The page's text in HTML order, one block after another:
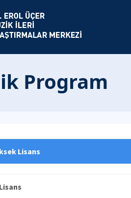
Program
Lisans